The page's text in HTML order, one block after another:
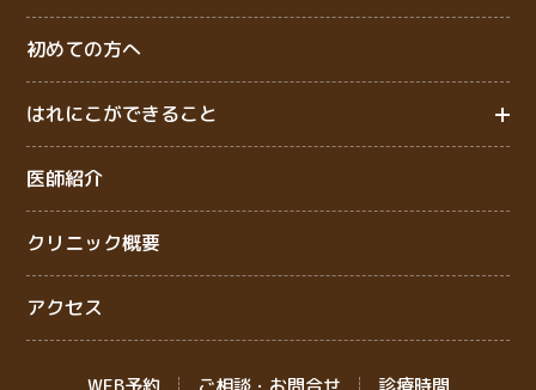
初めての方へ
はれにこができること
医師紹介
クリニック概要
アクセス